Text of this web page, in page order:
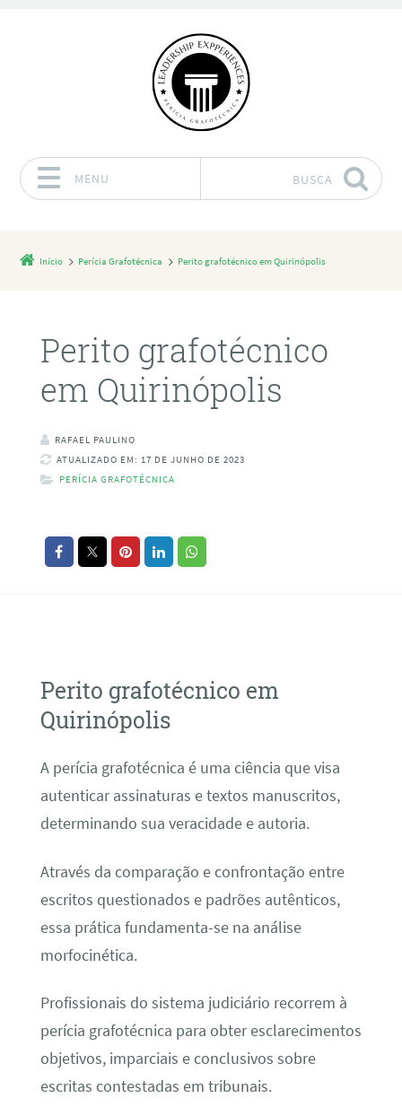
MENU BUSCA
Início Perícia Grafotécnica Perito grafotécnico em Quirinópolis
Perito grafotécnico
em Quirinópolis
RAFAEL PAULINO
ATUALIZADO EM: 17 DE JUNHO DE 2023
PERÍCIA GRAFOTÉCNICA
Perito grafotécnico em
Quirinópolis
A perícia grafotécnica é uma ciência que visa
autenticar assinaturas e textos manuscritos,
determinando sua veracidade e autoria.
Através da comparação e confrontação entre
escritos questionados e padrões autênticos,
essa prática fundamenta-se na análise
morfocinética.
Profissionais do sistema judiciário recorrem à
perícia grafotécnica para obter esclarecimentos
objetivos, imparciais e conclusivos sobre
escritas contestadas em tribunais.